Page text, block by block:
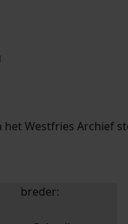
zoektips.
zoektips.
Westfries Archief
uw zoekopdracht te
breder: